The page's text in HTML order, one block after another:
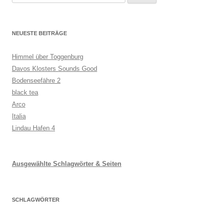
NEUESTE BEITRÄGE
Himmel über Toggenburg
Davos Klosters Sounds Good
Bodenseefähre 2
black tea
Arco
Italia
Lindau Hafen 4
Ausgewählte Schlagwörter & Seiten
SCHLAGWÖRTER